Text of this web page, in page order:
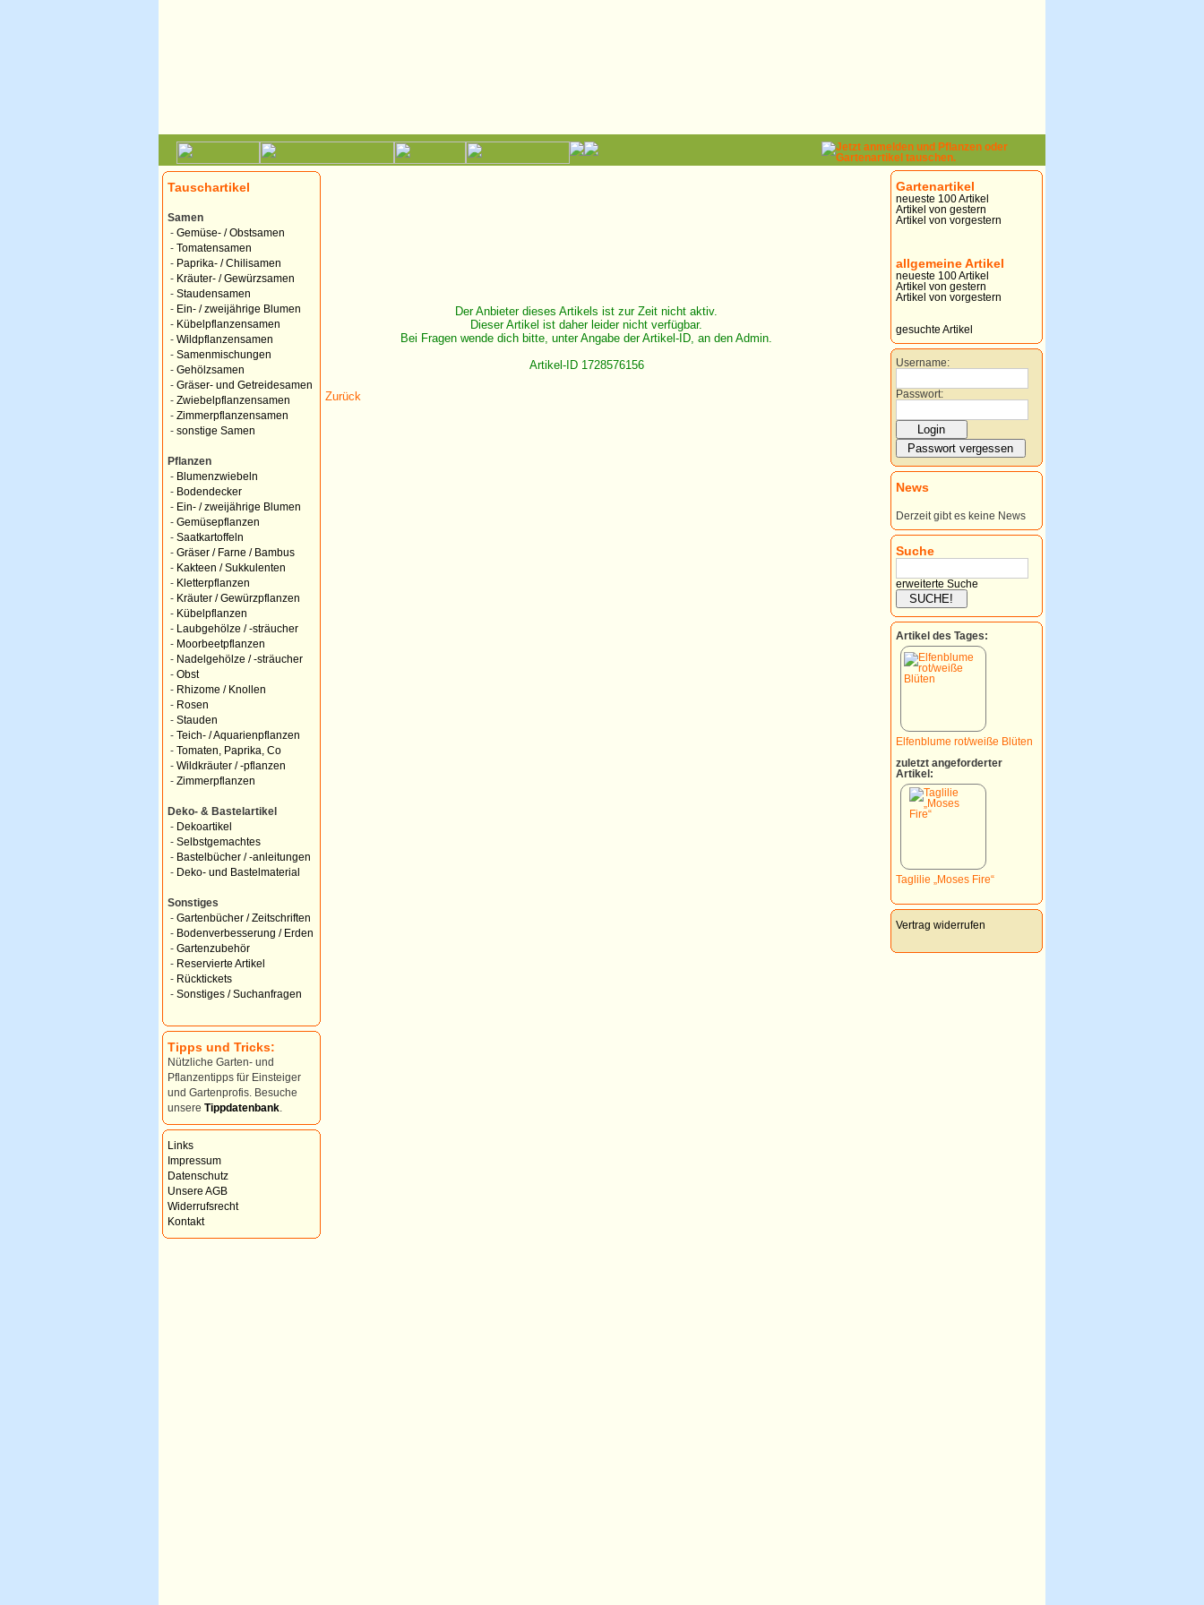
Tauschartikel
Samen
- Gemüse- / Obstsamen
- Tomatensamen
- Paprika- / Chilisamen
- Kräuter- / Gewürzsamen
- Staudensamen
- Ein- / zweijährige Blumen
- Kübelpflanzensamen
- Wildpflanzensamen
- Samenmischungen
- Gehölzsamen
- Gräser- und Getreidesamen
- Zwiebelpflanzensamen
- Zimmerpflanzensamen
- sonstige Samen
Pflanzen
- Blumenzwiebeln
- Bodendecker
- Ein- / zweijährige Blumen
- Gemüsepflanzen
- Saatkartoffeln
- Gräser / Farne / Bambus
- Kakteen / Sukkulenten
- Kletterpflanzen
- Kräuter / Gewürzpflanzen
- Kübelpflanzen
-
Laubgehölze / -sträucher
- Moorbeetpflanzen
- Nadelgehölze / -sträucher
- Obst
- Rhizome / Knollen
- Rosen
- Stauden
- Teich- / Aquarienpflanzen
- Tomaten, Paprika, Co
- Wildkräuter / -pflanzen
- Zimmerpflanzen
Deko- & Bastelartikel
- Dekoartikel
- Selbstgemachtes
- Bastelbücher / -anleitungen
- Deko- und Bastelmaterial
Sonstiges
- Gartenbücher / Zeitschriften
- Bodenverbesserung / Erden
- Gartenzubehör
- Reservierte Artikel
- Rücktickets
- Sonstiges / Suchanfragen
Tipps und Tricks:
Nützliche Garten- und
Pflanzentipps für Einsteiger
und Gartenprofis. Besuche
unsere Tippdatenbank
Links
Impressum
Datenschutz
Unsere AGB
Widerrufsrecht
Kontakt
Der Anbieter dieses Artikels ist zur Zeit nicht aktiv.
Dieser Artikel ist daher leider nicht verfügbar.
Bei Fragen wende dich bitte, unter Angabe der Artikel-ID, an den Admin.
Artikel-ID 1728576156
Zurück
Gartenartikel
neueste 100 Artikel
Artikel von gestern
Artikel von vorgestern
allgemeine Artikel
neueste 100 Artikel
Artikel von gestern
Artikel von vorgestern
gesuchte Artikel
Username:
Passwort:
News
Derzeit gibt es keine News
Suche
erweiterte Suche
Artikel des Tages:
Elfenblume rot/weiße Blüten
zuletzt angeforderter
Artikel:
Taglilie „Moses Fire“
Vertrag widerrufen